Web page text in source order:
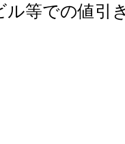
等での値引